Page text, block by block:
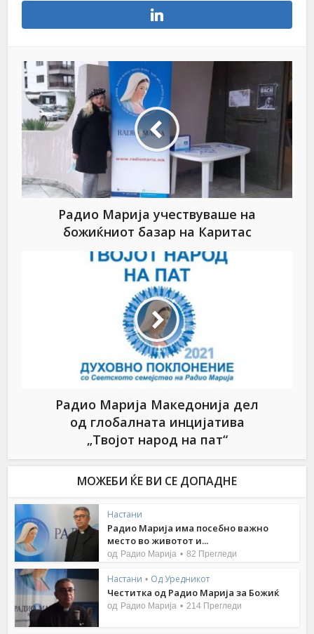
Радио Марија учествуваше на
божиќниот базар на Каритас
Радио Марија Македонија дел
од глобалната инцијатива
„Твојот народ на пат“
МОЖЕБИ ЌЕ ВИ СЕ ДОПАДНЕ
Настани
Радио Марија има посебно важно
место во животот и...
од Радио Марија 82 Прегледи
Настани • Од Уредникот
Честитка од Радио Марија за Божиќ
од Радио Марија 214 Прегледи